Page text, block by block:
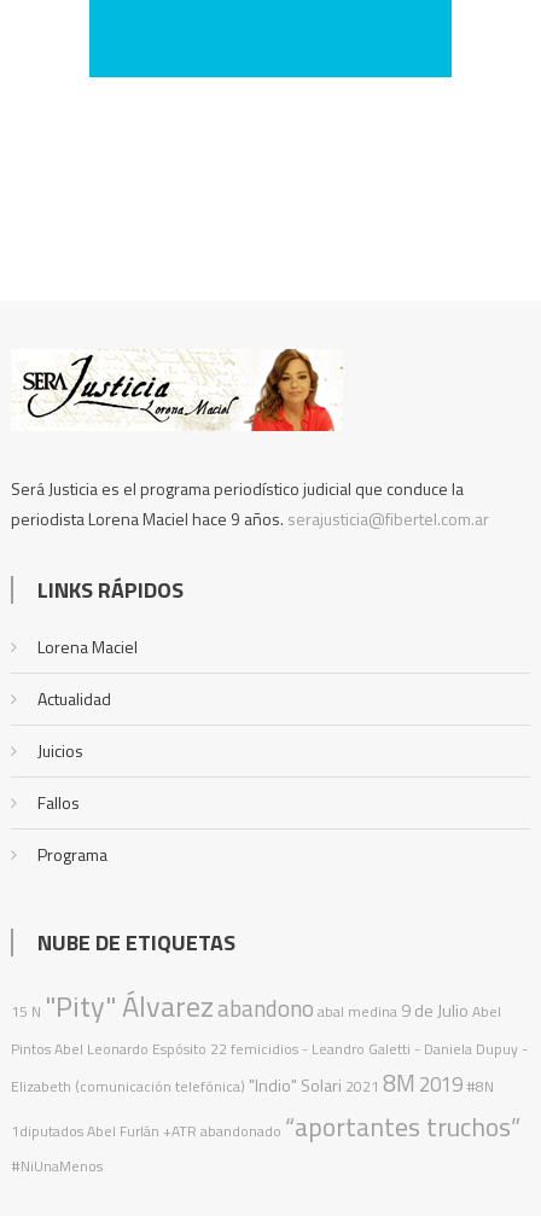
Será Justicia es el programa periodístico judicial que conduce la
periodista Lorena Maciel hace 9 años. serajusticia@fibertel.com.ar
LINKS RÁPIDOS
Lorena Maciel
Actualidad
Juicios
Fallos
Programa
NUBE DE ETIQUETAS
15 N "Pity" Álvarezabandono abal medina 9 de Julio Abel
PintosAbel Leonardo Espósito 22 femicidios - Leandro Galetti - Daniela Dupuy -
Elizabeth (comunicación telefónica) "Indio" Solari 2021 8M 2019 #8N
1diputadosAbel Furlán +ATR abandonado “aportantes truchos”
#NiUnaMenos